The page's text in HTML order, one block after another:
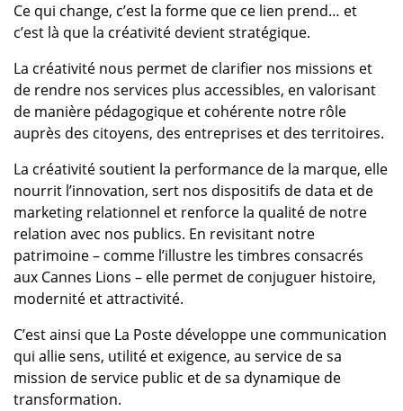
Ce qui change, c’est la forme que ce lien prend… et
c’est là que la créativité devient stratégique.
La créativité nous permet de clarifier nos missions et
de rendre nos services plus accessibles, en valorisant
de manière pédagogique et cohérente notre rôle
auprès des citoyens, des entreprises et des territoires.
La créativité soutient la performance de la marque, elle
nourrit l’innovation, sert nos dispositifs de data et de
marketing relationnel et renforce la qualité de notre
relation avec nos publics. En revisitant notre
patrimoine – comme l’illustre les timbres consacrés
aux Cannes Lions – elle permet de conjuguer histoire,
modernité et attractivité.
C’est ainsi que La Poste développe une communication
qui allie sens, utilité et exigence, au service de sa
mission de service public et de sa dynamique de
transformation.